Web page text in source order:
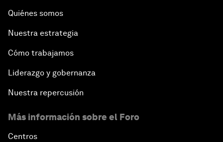
Quiénes somos
Nuestra estrategia
Cómo trabajamos
Liderazgo y gobernanza
Nuestra repercusión
Más información sobre el Foro
Centros